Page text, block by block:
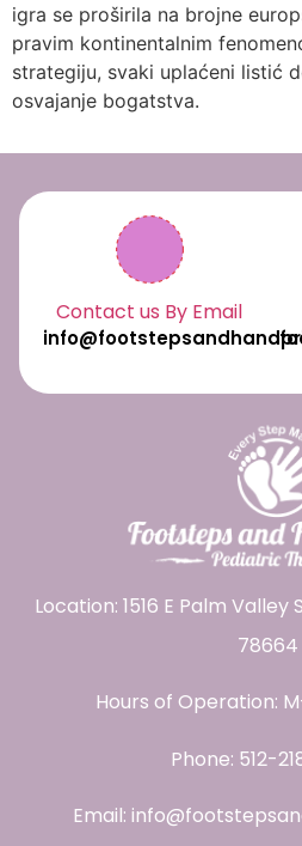
igra se proširila na brojne
pravim kontinentalnim
strategiju, svaki uplaćeni listić
osvajanje bogatstva.
Contact us By Email
Location: 1516 E Palm Valley
78664
Hours of Operation:
Phone: 512-
Email: